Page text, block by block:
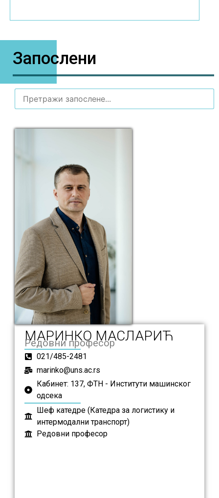
Запослени
МАРИНКО МАСЛАРИЋ
Редовни професор
021/485-2481
marinko@uns.ac.rs
Кабинет: 137, ФТН - Институти машинског
одсека
Шеф катедре (Катедра за логистику и
интермодални транспорт)
Редовни професор